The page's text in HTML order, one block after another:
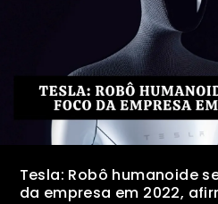
Tesla: Robô humanoide
da empresa em 2022,